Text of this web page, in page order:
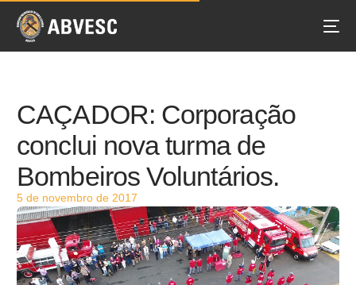
CAÇADOR: Corporação
conclui nova turma de
Bombeiros Voluntários.
5 de novembro de 2017